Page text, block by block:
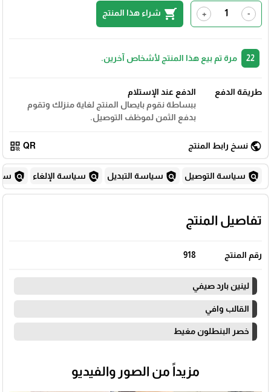
-
+
shopping_cart شراء هذا المنتج
مرة تم بيع هذا المنتج لأشخاص آخرين.
طريقة الدفع
الدفع عند الإستلام
ببساطة نقوم بايصال المنتج لغاية منزلك وتقوم
بدفع الثمن لموظف التوصيل.
public نسخ رابط المنتج QR
qr_code
policy سياسة التوصيل policy سياسة التبديل policy سياسة الإلغاء policy
تفاصيل المنتج
رقم المنتج 918
لينين بارد صيفي
القالب وافي
خصر البنطلون مغيط
مزيداً من الصور والفيديو